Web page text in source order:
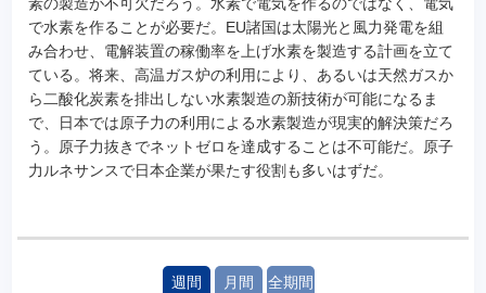
で水素を作ることが必要だ。EU諸国は太陽光と風力発電を組
み合わせ、電解装置の稼働率を上げ水素を製造する計画を立て
ている。将来、高温ガス炉の利用により、あるいは天然ガスか
ら二酸化炭素を排出しない水素製造の新技術が可能になるま
で、日本では原子力の利用による水素製造が現実的解決策だろ
う。原子力抜きでネットゼロを達成することは不可能だ。原子
力ルネサンスで日本企業が果たす役割も多いはずだ。
週間 月間 全期間